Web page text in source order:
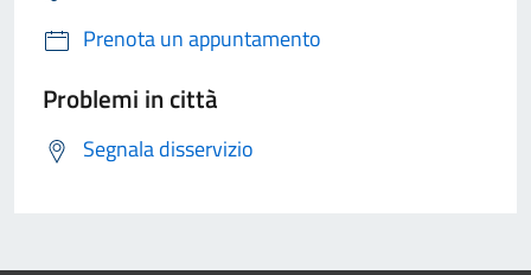
Prenota un appuntamento
Problemi in città
Segnala disservizio